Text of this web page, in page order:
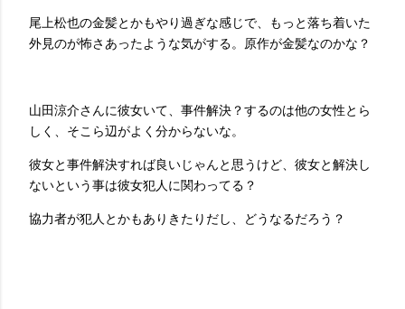
尾上松也の金髪とかもやり過ぎな感じで、もっと落ち着いた
外見のが怖さあったような気がする。原作が金髪なのかな？
山田涼介さんに彼女いて、事件解決？するのは他の女性とら
しく、そこら辺がよく分からないな。
彼女と事件解決すれば良いじゃんと思うけど、彼女と解決し
ないという事は彼女犯人に関わってる？
協力者が犯人とかもありきたりだし、どうなるだろう？